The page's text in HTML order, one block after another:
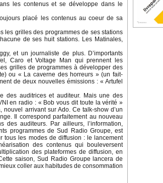
les contenus et se développe dans le
placé les contenus au coeur de sa
les grilles des programmes de ses stations
de ses huit stations. Les Matinales,
et un journaliste de plus. D’importants
Caro et Voltage Man qui prennent les
grilles de programmes à développer des
ou « La caverne des horreurs » (un fait-
de deux nouvelles émissions : « Artufel
des auditrices et auditeur. Mais une des
en radio : « Bob vous dit toute la vérité »
arrivant sur Ado. Ce talk-show d’un
Il correspond parfaitement au nouveau
des auditeurs. Par ailleurs, l’information,
programmes de Sud Radio Groupe, est
tous les modes de diffusion : le lancement
des contenus qui bouleversent
des plateformes de diffusion, en
saison, Sud Radio Groupe lancera de
coller aux habitudes de consommation